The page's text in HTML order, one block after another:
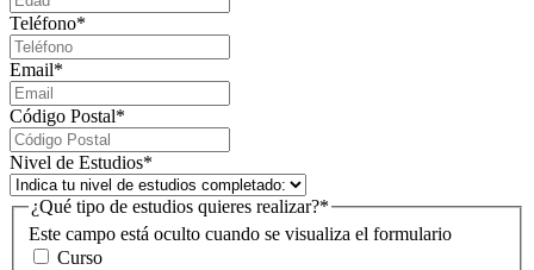
Teléfono*
Email*
Código Postal*
Nivel de Estudios*
Este campo está oculto cuando se visualiza el formulario
¿Qué tipo de estudios quieres realizar?*
Curso